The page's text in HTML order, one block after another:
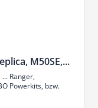
M50SE,...
Ranger,
Powerkits, bzw.